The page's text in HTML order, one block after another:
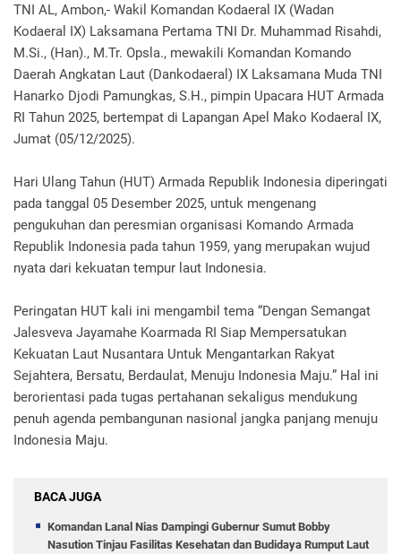
TNI AL, Ambon,- Wakil Komandan Kodaeral IX (Wadan
Kodaeral IX) Laksamana Pertama TNI Dr. Muhammad Risahdi,
M.Si., (Han)., M.Tr. Opsla., mewakili Komandan Komando
Daerah Angkatan Laut (Dankodaeral) IX Laksamana Muda TNI
Hanarko Djodi Pamungkas, S.H., pimpin Upacara HUT Armada
RI Tahun 2025, bertempat di Lapangan Apel Mako Kodaeral IX,
Jumat (05/12/2025).
Hari Ulang Tahun (HUT) Armada Republik Indonesia diperingati
pada tanggal 05 Desember 2025, untuk mengenang
pengukuhan dan peresmian organisasi Komando Armada
Republik Indonesia pada tahun 1959, yang merupakan wujud
nyata dari kekuatan tempur laut Indonesia.
Peringatan HUT kali ini mengambil tema “Dengan Semangat
Jalesveva Jayamahe Koarmada RI Siap Mempersatukan
Kekuatan Laut Nusantara Untuk Mengantarkan Rakyat
Sejahtera, Bersatu, Berdaulat, Menuju Indonesia Maju.” Hal ini
berorientasi pada tugas pertahanan sekaligus mendukung
penuh agenda pembangunan nasional jangka panjang menuju
Indonesia Maju.
BACA JUGA
Komandan Lanal Nias Dampingi Gubernur Sumut Bobby
Nasution Tinjau Fasilitas Kesehatan dan Budidaya Rumput Laut